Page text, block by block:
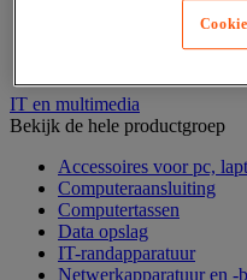
Biljettenteller/sorteerder
IT en multimedia
Bekijk de hele productgroep
Accessoires voor pc,
Computeraansluiting
Computertassen
Data opslag
IT-randapparatuur
Netwerkapparatuur en -